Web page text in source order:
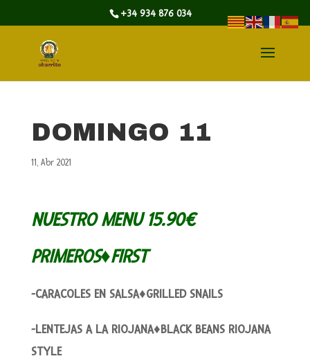
+34 934 876 034
DOMINGO 11
11, Abr 2021
NUESTRO MENU 15.90€
PRIMEROS♦FIRST
-CARACOLES EN SALSA♦GRILLED SNAILS
-LENTEJAS A LA RIOJANA♦BLACK BEANS RIOJANA
STYLE